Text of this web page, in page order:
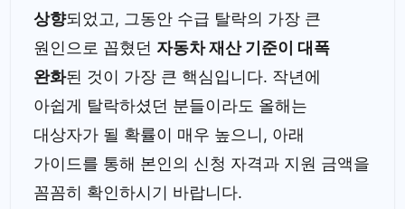
상향되었고, 그동안 수급 탈락의 가장 큰
원인으로 꼽혔던 자동차 재산 기준이 대폭
완화된 것이 가장 큰 핵심입니다. 작년에
아쉽게 탈락하셨던 분들이라도 올해는
대상자가 될 확률이 매우 높으니, 아래
가이드를 통해 본인의 신청 자격과 지원 금액을
꼼꼼히 확인하시기 바랍니다.